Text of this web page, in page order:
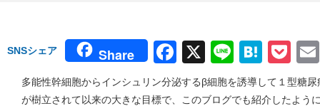
SNSシェア Share Facebook
X Line
多能性幹細胞からインシュリン分泌するβ細胞を誘導して１型糖
が樹立されて以来の大きな目標で、このブログでも紹介したよう